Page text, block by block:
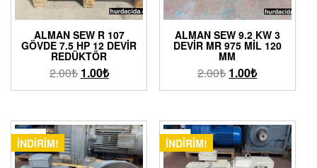
ALMAN SEW R 107
GÖVDE 7.5 HP 12 DEVIR
REDÜKTÖR
2.00₺ 1.00₺
ALMAN SEW 9.2 KW 3
DEVIR MR 975 MIL 120
MM
2.00₺ 1.00₺
İNDIRIM! İNDIRIM!